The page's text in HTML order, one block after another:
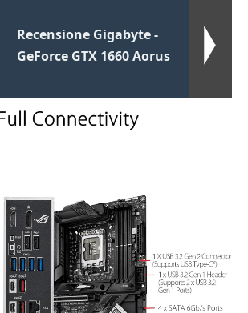
Recensione Gigabyte -
GeForce GTX 1660 Aorus